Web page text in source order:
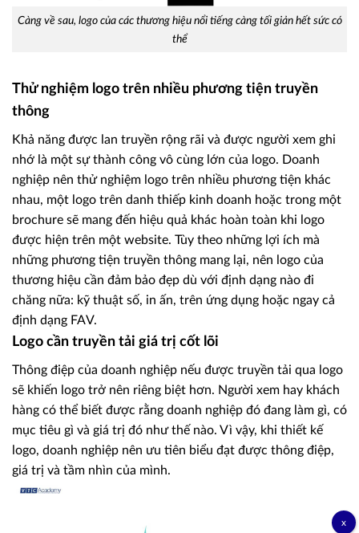
Càng về sau, logo của các thương hiệu nổi tiếng càng tối giản hết sức có
thể
Thử nghiệm logo trên nhiều phương tiện truyền
thông
Khả năng được lan truyền rộng rãi và được người xem ghi
nhớ là một sự thành công vô cùng lớn của logo. Doanh
nghiệp nên thử nghiệm logo trên nhiều phương tiện khác
nhau, một logo trên danh thiếp kinh doanh hoặc trong một
brochure sẽ mang đến hiệu quả khác hoàn toàn khi logo
được hiện trên một website. Tùy theo những lợi ích mà
những phương tiện truyền thông mang lại, nên logo của
thương hiệu cần đảm bảo đẹp dù với định dạng nào đi
chăng nữa: kỹ thuật số, in ấn, trên ứng dụng hoặc ngay cả
định dạng FAV.
Logo cần truyền tải giá trị cốt lõi
Thông điệp của doanh nghiệp nếu được truyền tải qua logo
sẽ khiến logo trở nên riêng biệt hơn. Người xem hay khách
hàng có thể biết được rằng doanh nghiệp đó đang làm gì, có
mục tiêu gì và giá trị đó như thế nào. Vì vậy, khi thiết kế
logo, doanh nghiệp nên ưu tiên biểu đạt được thông điệp,
giá trị và tầm nhìn của mình.